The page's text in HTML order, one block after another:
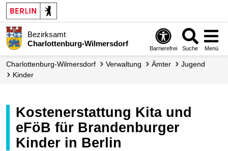
Bezirksamt
Charlottenburg-Wilmersdorf
Barrierefrei Suche Menü
Charlottenburg-Wilmersdorf Verwaltung Ämter
Jugend
Kinder
Kostenerstattung Kita und
eFöB für Brandenburger
Kinder in Berlin